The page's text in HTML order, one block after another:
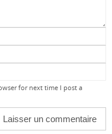
for next time I post a